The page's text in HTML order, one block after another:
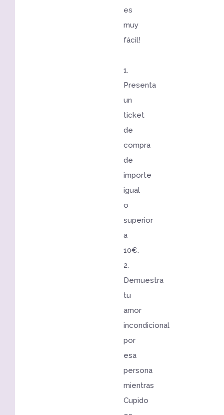
es
muy
fácil!
1.
Presenta
un
ticket
de
compra
de
importe
igual
o
superior
a
10€.
2.
Demuestra
tu
amor
incondicional
por
esa
persona
mientras
Cupido